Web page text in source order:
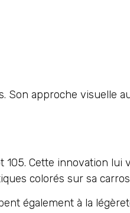
Son approche visuelle
Cette innovation lui
colorés sur sa
également à la